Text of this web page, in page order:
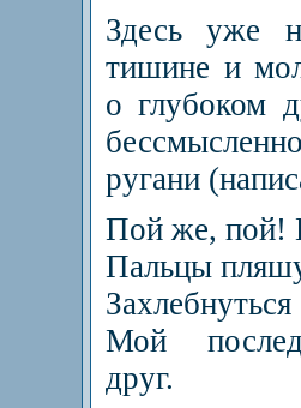
Здесь уже
тишине и
о глубоком
ругани
Пой же, пой!
Пальцы
Мой
друг.